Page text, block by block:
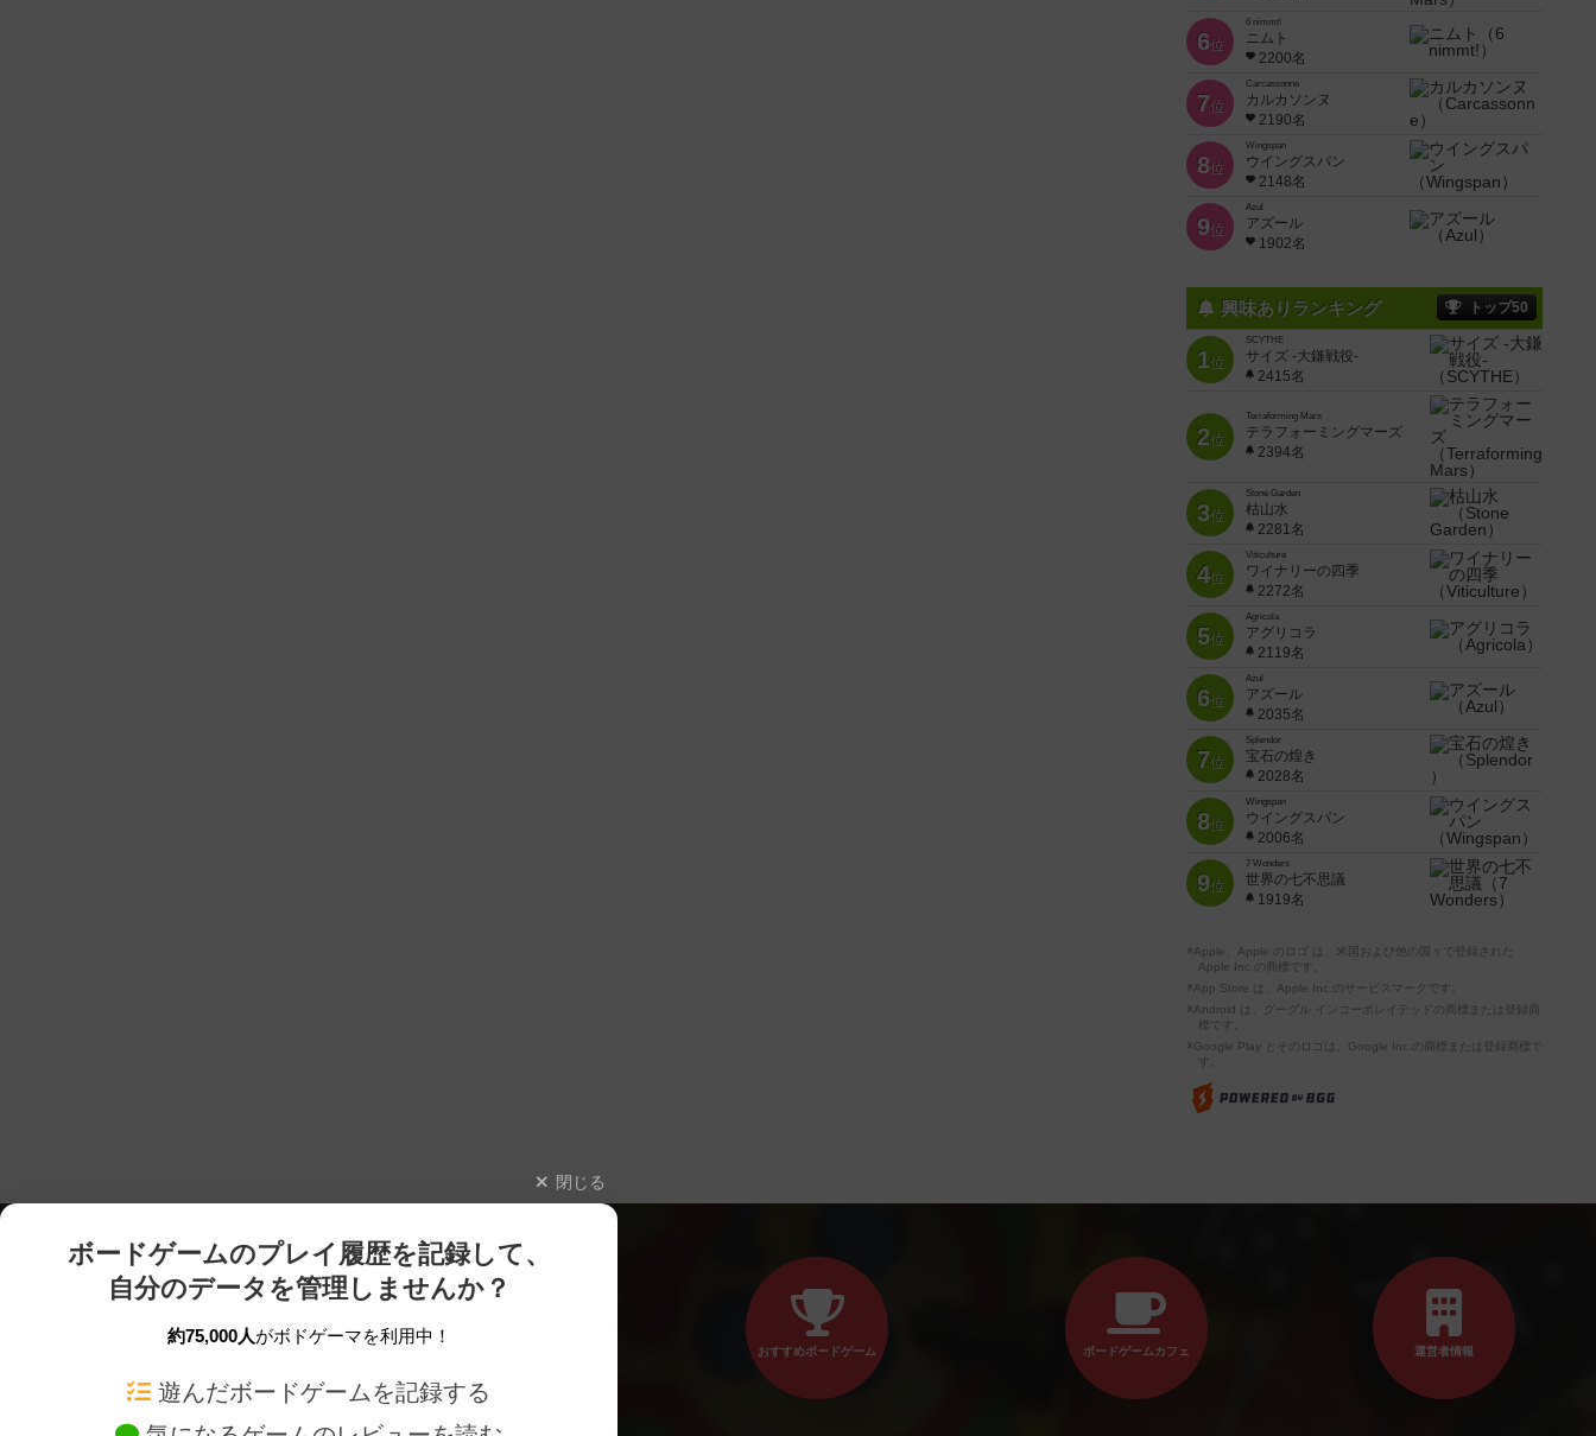
6位
6 nimmt!
ニムト
2200名
7位
Carcassonne
カルカソンヌ
2190名
8位
Wingspan
ウイングスパン
2148名
9位
Azul
アズール
1902名
興味ありランキング トップ50
1位
SCYTHE
サイズ -大鎌戦役-
2415名
2位
Terraforming Mars
テラフォーミングマーズ
2394名
3位
Stone Garden
枯山水
2281名
4位
Viticulture
ワイナリーの四季
2272名
5位
Agricola
アグリコラ
2119名
6位
Azul
アズール
2035名
7位
Splendor
宝石の煌き
2028名
8位
Wingspan
ウイングスパン
2006名
9位
7 Wonders
世界の七不思議
1919名
※Apple、Apple のロゴ は、米国および他の国々で登録された
Apple Inc.の商標です。
※App Store は、Apple Inc.のサービスマークです。
※Android は、グーグル インコーポレイテッドの商標または登録商
標です。
※Google Play とそのロゴは、Google Inc.の商標または登録商標で
す。
閉じる
ボードゲームのプレイ履歴を記録して、
自分のデータを管理しませんか？
約75,000人がボドゲーマを利用中！
遊んだボードゲームを記録する
おすすめボードゲーム ボードゲームカフェ 運営者情報